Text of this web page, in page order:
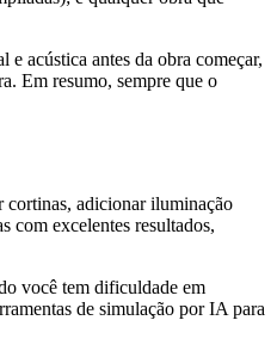
acústica antes da obra começar,
Em resumo, sempre que o
cortinas, adicionar iluminação
com excelentes resultados,
você tem dificuldade em
de simulação por IA para